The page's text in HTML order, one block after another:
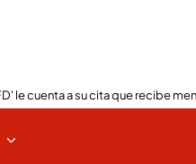
le cuenta a su cita que recibe